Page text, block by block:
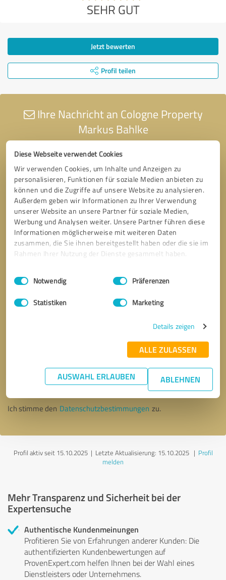
Diese Webseite verwendet Cookies
Wir verwenden Cookies, um Inhalte und Anzeigen zu
personalisieren, Funktionen für soziale Medien anbieten zu
können und die Zugriffe auf unsere Website zu analysieren.
Außerdem geben wir Informationen zu Ihrer Verwendung
unserer Website an unsere Partner für soziale Medien,
Werbung und Analysen weiter. Unsere Partner führen diese
Informationen möglicherweise mit weiteren Daten
zusammen, die Sie ihnen bereitgestellt haben oder die sie im
Rahmen Ihrer Nutzung der Dienste gesammelt haben.
Impressum Datenschutzbestimmungen
Einwilligungsauswahl
Notwendig Präferenzen
Statistiken Marketing
Details zeigen
ALLE ZULASSEN
AUSWAHL ERLAUBEN ABLEHNEN
SEHR GUT
Jetzt bewerten
Profil teilen
Ihre Nachricht an Cologne Property
Markus Bahlke
* Erforderliche Angaben
Nachricht senden
Ich stimme den Datenschutzbestimmungen zu.
Profil aktiv seit 15.10.2025 | Letzte Aktualisierung: 15.10.2025| Profil
melden
Mehr Transparenz und Sicherheit bei der
Expertensuche
Authentische Kundenmeinungen
Profitieren Sie von Erfahrungen anderer Kunden: Die
authentifizierten Kundenbewertungen auf
ProvenExpert.com helfen Ihnen bei der Wahl eines
Dienstleisters oder Unternehmens.